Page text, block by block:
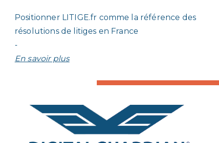
Positionner LITIGE.fr comme la référence des
résolutions de litiges en France
-
En savoir plus